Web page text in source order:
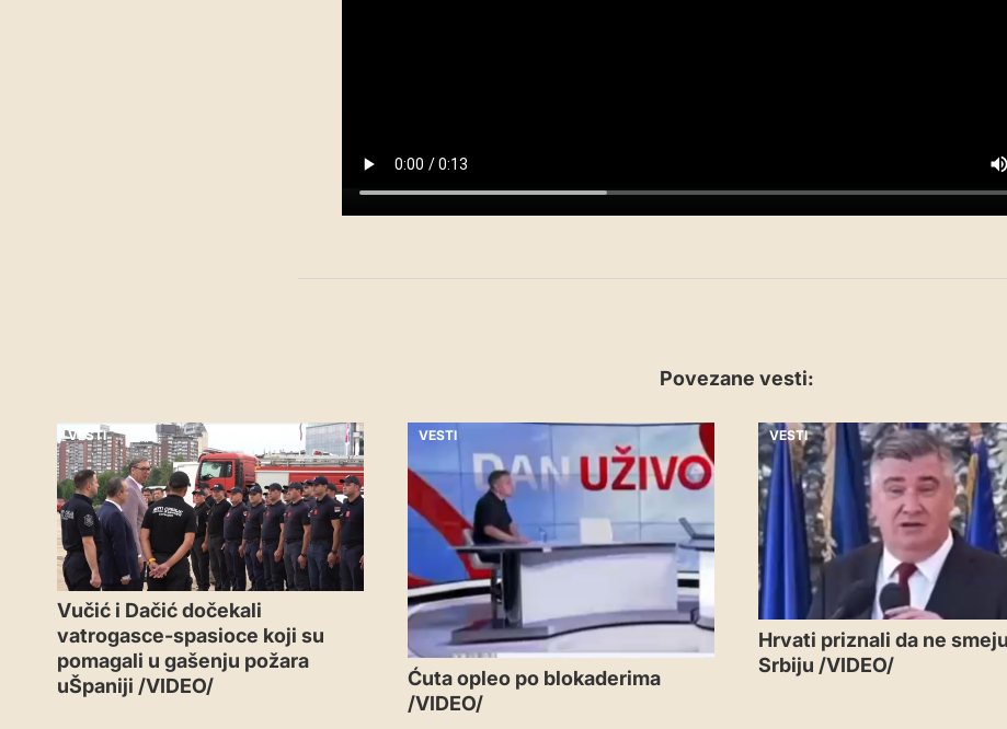
Povezane vesti:
VESTI
Vučić i Dačić dočekali
vatrogasce-spasioce koji su
pomagali u gašenju požara
uŠpaniji /VIDEO/
VESTI
Ćuta opleo po blokaderima
/VIDEO/
VESTI
Hrvati priznali da ne
Srbiju /VIDEO/